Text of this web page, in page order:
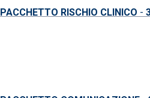
PACCHETTO RISCHIO CLINICO -